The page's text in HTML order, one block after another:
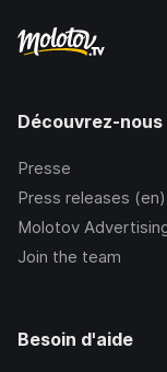
Découvrez-nous
Presse
Press releases (en)
Molotov
Join the team
Besoin d'aide